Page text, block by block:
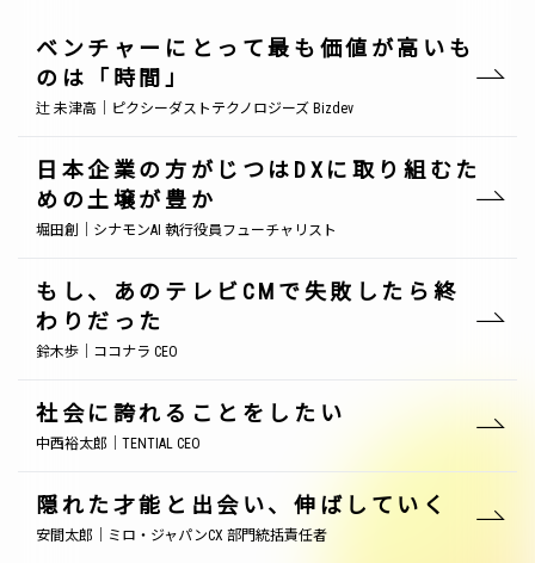
ベンチャーにとって最も価値が高いも
のは「時間」
辻 未津高｜ピクシーダストテクノロジーズ Bizdev
日本企業の方がじつはDXに取り組むた
めの土壌が豊か
堀田創｜シナモンAI 執行役員フューチャリスト
もし、あのテレビCMで失敗したら終
わりだった
鈴木歩｜ココナラ CEO
社会に誇れることをしたい
中西裕太郎｜TENTIAL CEO
隠れた才能と出会い、伸ばしていく
安間太郎｜ミロ・ジャパンCX 部門統括責任者